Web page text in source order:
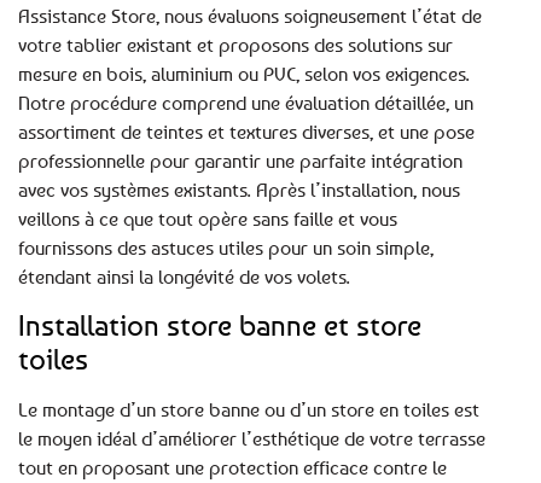
Assistance Store, nous évaluons soigneusement l’état de
votre tablier existant et proposons des solutions sur
mesure en bois, aluminium ou PVC, selon vos exigences.
Notre procédure comprend une évaluation détaillée, un
assortiment de teintes et textures diverses, et une pose
professionnelle pour garantir une parfaite intégration
avec vos systèmes existants. Après l’installation, nous
veillons à ce que tout opère sans faille et vous
fournissons des astuces utiles pour un soin simple,
étendant ainsi la longévité de vos volets.
Installation store banne et store
toiles
Le montage d’un store banne ou d’un store en toiles est
le moyen idéal d’améliorer l’esthétique de votre terrasse
tout en proposant une protection efficace contre le